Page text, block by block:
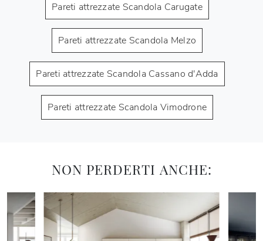
Pareti attrezzate Scandola Carugate
Pareti attrezzate Scandola Melzo
Pareti attrezzate Scandola Cassano d'Adda
Pareti attrezzate Scandola Vimodrone
NON PERDERTI ANCHE: